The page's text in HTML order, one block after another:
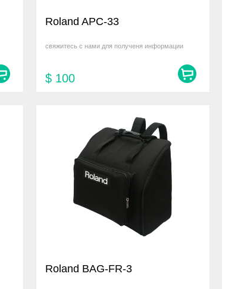
Roland APC-33
свяжитесь с нами для полученя информации
$100
Roland BAG-FR-3